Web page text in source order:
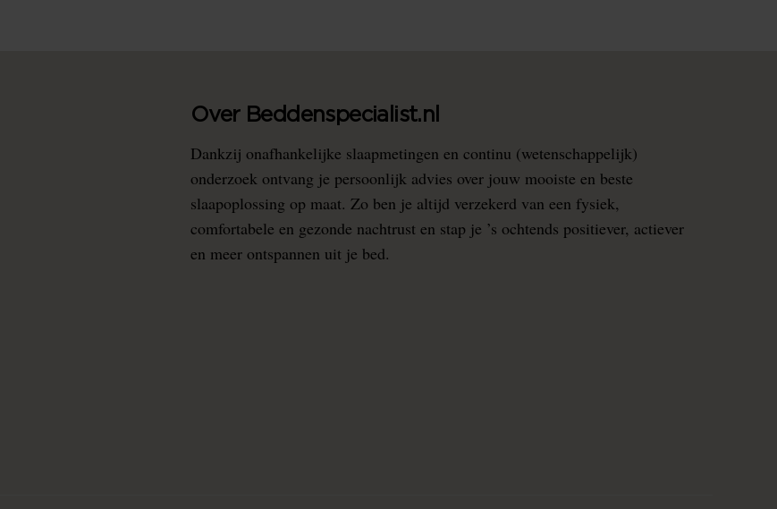
Over Beddenspecialist.nl
Dankzij onafhankelijke slaapmetingen en continu (wetenschappelijk)
onderzoek ontvang je persoonlijk advies over jouw mooiste en beste
slaapoplossing op maat. Zo ben je altijd verzekerd van een fysiek,
comfortabele en gezonde nachtrust en stap je ’s ochtends positiever, actiever
en meer ontspannen uit je bed.